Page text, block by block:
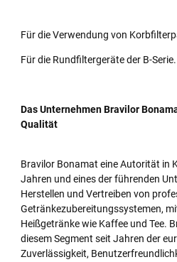
Für die Verwendung von
Für die Rundfiltergeräte der B-Serie.
Das Unternehmen Bravilor
Qualität
Bravilor Bonamat eine Autorität in
Jahren und eines der führenden
Herstellen und Vertreiben von
Getränkezubereitungssystemen,
Heißgetränke wie Kaffee und Tee.
diesem Segment seit Jahren der
Zuverlässigkeit,